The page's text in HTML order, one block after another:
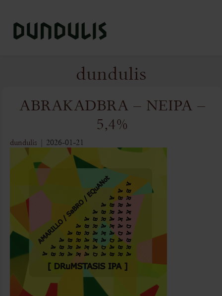
Kur paragauti?
Kontaktai
english
dundulis
ABRAKADBRA – NEIPA –
5,4%
dundulis 2026-01-21